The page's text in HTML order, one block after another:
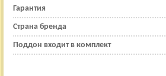
Гарантия
Страна бренда
Поддон входит в комплект